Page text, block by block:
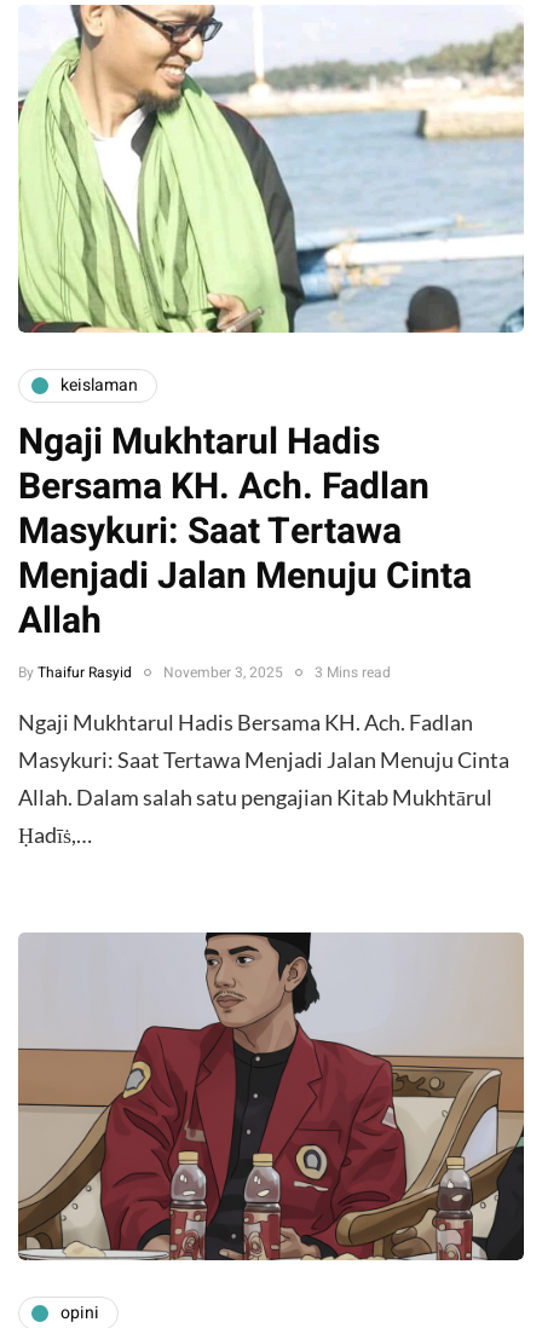
keislaman
Ngaji Mukhtarul Hadis
Bersama KH. Ach. Fadlan
Masykuri: Saat Tertawa
Menjadi Jalan Menuju Cinta
Allah
By Thaifur Rasyid November 3, 2025 3 Mins read
Ngaji Mukhtarul Hadis Bersama KH. Ach. Fadlan
Masykuri: Saat Tertawa Menjadi Jalan Menuju Cinta
Allah. Dalam salah satu pengajian Kitab Mukhtārul
Ḥadīṡ,…
opini